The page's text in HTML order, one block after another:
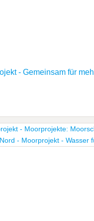
- Gemeinsam für